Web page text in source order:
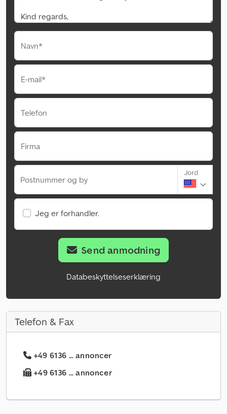
Navn*
E-mail*
Telefon
Firma
Postnummer og by
Jord
Jeg er forhandler.
Send anmodning
Databeskyttelseserklæring
Telefon & Fax
+49 6136 ... annoncer
+49 6136 ... annoncer